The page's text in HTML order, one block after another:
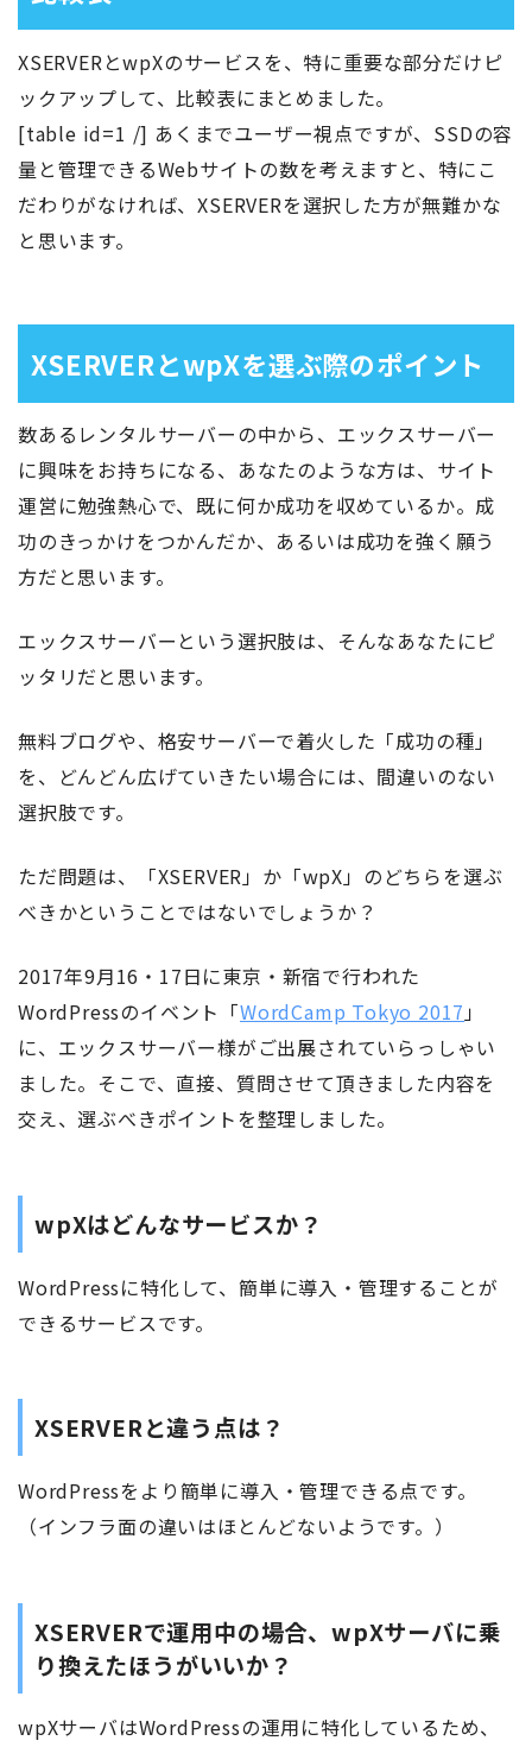
XSERVERとwpXのサービスを、特に重要な部分だけピ
ックアップして、比較表にまとめました。
[table id=1 /] あくまでユーザー視点ですが、SSDの容
量と管理できるWebサイトの数を考えますと、特にこ
だわりがなければ、XSERVERを選択した方が無難かな
と思います。
XSERVERとwpXを選ぶ際のポイント
数あるレンタルサーバーの中から、エックスサーバー
に興味をお持ちになる、あなたのような方は、サイト
運営に勉強熱心で、既に何か成功を収めているか。成
功のきっかけをつかんだか、あるいは成功を強く願う
方だと思います。
エックスサーバーという選択肢は、そんなあなたにピ
ッタリだと思います。
無料ブログや、格安サーバーで着火した「成功の種」
を、どんどん広げていきたい場合には、間違いのない
選択肢です。
ただ問題は、「XSERVER」か「wpX」のどちらを選ぶ
べきかということではないでしょうか？
2017年9月16・17日に東京・新宿で行われた
WordPressのイベント「WordCamp Tokyo 2017」
に、エックスサーバー様がご出展されていらっしゃい
ました。そこで、直接、質問させて頂きました内容を
交え、選ぶべきポイントを整理しました。
wpXはどんなサービスか？
WordPressに特化して、簡単に導入・管理することが
できるサービスです。
XSERVERと違う点は？
WordPressをより簡単に導入・管理できる点です。
（インフラ面の違いはほとんどないようです。）
XSERVERで運用中の場合、wpXサーバに乗
り換えたほうがいいか？
wpXサーバはWordPressの運用に特化しているため、